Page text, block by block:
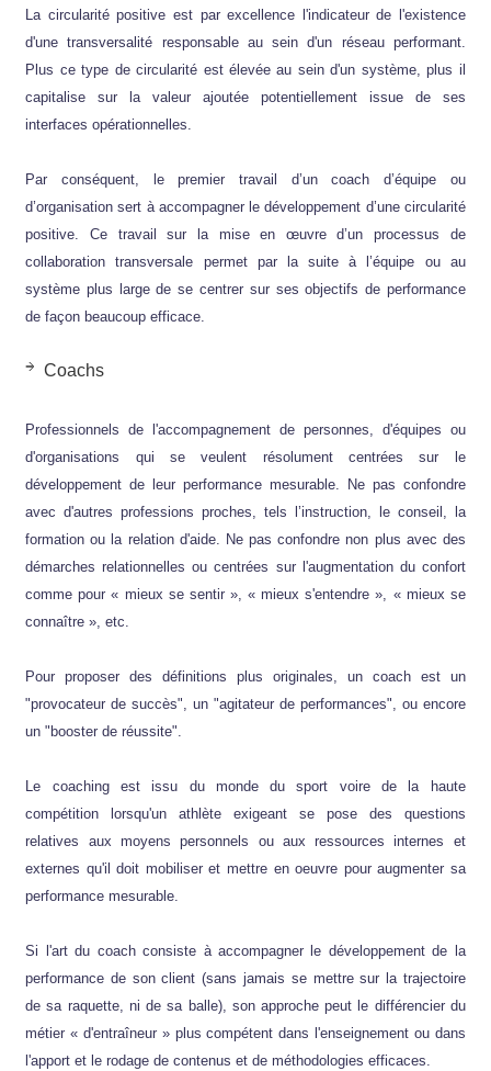
La circularité positive est par excellence l'indicateur de l'existence
d'une transversalité responsable au sein d'un réseau performant.
Plus ce type de circularité est élevée au sein d'un système, plus il
capitalise sur la valeur ajoutée potentiellement issue de ses
interfaces opérationnelles.
Par conséquent, le premier travail d’un coach d’équipe ou
d’organisation sert à accompagner le développement d’une circularité
positive. Ce travail sur la mise en œuvre d’un processus de
collaboration transversale permet par la suite à l’équipe ou au
système plus large de se centrer sur ses objectifs de performance
de façon beaucoup efficace.
Coachs
Professionnels de l'accompagnement de personnes, d'équipes ou
d'organisations qui se veulent résolument centrées sur le
développement de leur performance mesurable. Ne pas confondre
avec d'autres professions proches, tels l’instruction, le conseil, la
formation ou la relation d'aide. Ne pas confondre non plus avec des
démarches relationnelles ou centrées sur l'augmentation du confort
comme pour « mieux se sentir », « mieux s'entendre », « mieux se
connaître », etc.
Pour proposer des définitions plus originales, un coach est un
"provocateur de succès", un "agitateur de performances", ou encore
un "booster de réussite".
Le coaching est issu du monde du sport voire de la haute
compétition lorsqu'un athlète exigeant se pose des questions
relatives aux moyens personnels ou aux ressources internes et
externes qu'il doit mobiliser et mettre en oeuvre pour augmenter sa
performance mesurable.
Si l'art du coach consiste à accompagner le développement de la
performance de son client (sans jamais se mettre sur la trajectoire
de sa raquette, ni de sa balle), son approche peut le différencier du
métier « d'entraîneur » plus compétent dans l'enseignement ou dans
l'apport et le rodage de contenus et de méthodologies efficaces.